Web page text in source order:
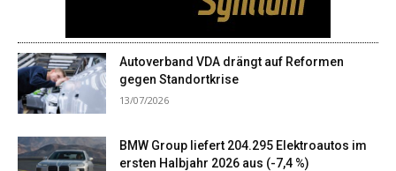
Autoverband VDA drängt auf Reformen
gegen Standortkrise
13/07/2026
BMW Group liefert 204.295 Elektroautos im
ersten Halbjahr 2026 aus (-7,4 %)